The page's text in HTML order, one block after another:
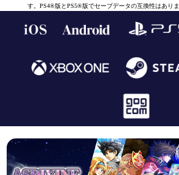
す。PS4®版とPS5®版でセーブデータの互換性はありま